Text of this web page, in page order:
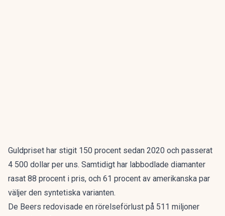
Guldpriset har stigit 150 procent sedan 2020 och passerat
4 500 dollar per uns. Samtidigt har labbodlade diamanter
rasat 88 procent i pris, och 61 procent av amerikanska par
väljer den syntetiska varianten.
De Beers redovisade en rörelseförlust på 511 miljoner